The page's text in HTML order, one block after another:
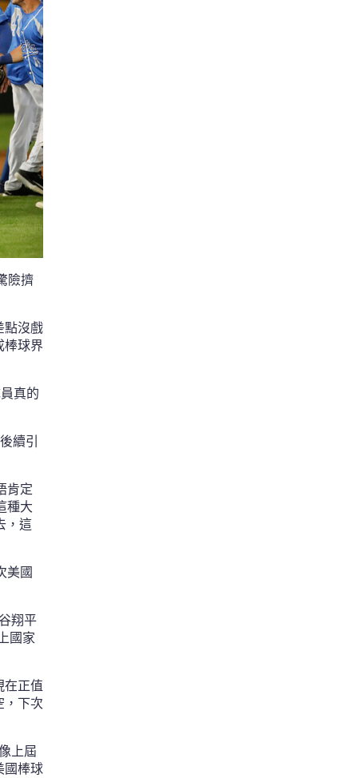
險擠
點沒戲
棒球界
真的
續引
肯定
種大
，這
美國
翔平
國家
在正值
，下次
上屆
國棒球